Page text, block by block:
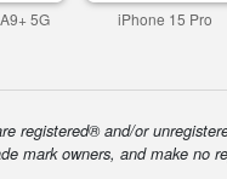
5G iPhone 15 Pro
registered® and/or
mark owners, and make no